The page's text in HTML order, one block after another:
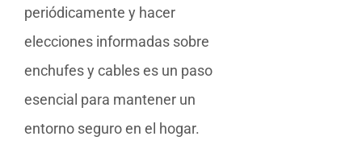
periódicamente y hacer
elecciones informadas sobre
enchufes y cables es un paso
esencial para mantener un
entorno seguro en el hogar.